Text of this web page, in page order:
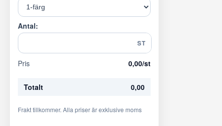
Antal:
ST
Pris 0,00/st
Totalt 0,00
Frakt tillkommer. Alla priser är exklusive moms